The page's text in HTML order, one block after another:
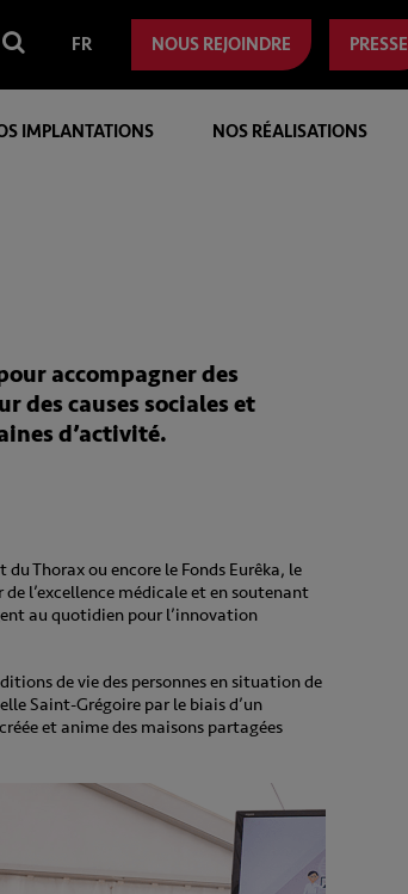
FR NOUS REJOINDRE PRESSE
IMPLANTATIONS NOS RÉALISATIONS
accompagner des
des causes sociales et
d’activité.
Thorax ou encore le Fonds Eurêka, le
l’excellence médicale et en soutenant
au quotidien pour l’innovation
de vie des personnes en situation de
Saint-Grégoire par le biais d’un
et anime des maisons partagées